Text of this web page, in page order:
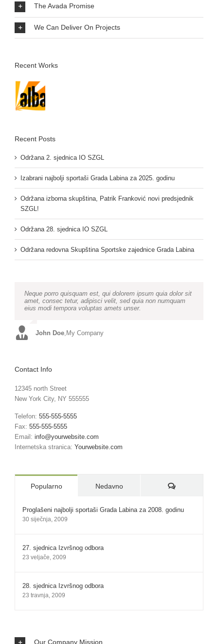
The Avada Promise
We Can Deliver On Projects
Recent Works
Recent Posts
Održana 2. sjednica IO SZGL
Izabrani najbolji sportaši Grada Labina za 2025. godinu
Održana izborna skupština, Patrik Franković novi predsjednik
SZGL!
Održana 28. sjednica IO SZGL
Održana redovna Skupština Sportske zajednice Grada Labina
Neque porro quisquam est, qui dolorem ipsum quia dolor sit
amet, consec tetur, adipisci velit, sed quia non numquam
eius modi tempora voluptas amets unser.
John Doe My Company
Aliquam erat volutpat. Quisque at est id ligula facilisis
laoreet eget pulvinar nibh. Suspendisse at ultrices dui.
Curabitur ac felis arcu sadips ipsums fugiats nemis.
Luke Beck ,Theme Fusion
Contact Info
12345 north Street
New York City, NY 555555
Telefon: 555-555-5555
Fax: 555-555-5555
Email: info@yourwebsite.com
Internetska stranica: Yourwebsite.com
Popularno Nedavno Komentari:
Proglašeni najbolji sportaši Grada Labina za 2008. godinu
30 siječnja, 2009
27. sjednica Izvršnog odbora
23 veljače, 2009
28. sjednica Izvršnog odbora
23 travnja, 2009
Our Company Mission